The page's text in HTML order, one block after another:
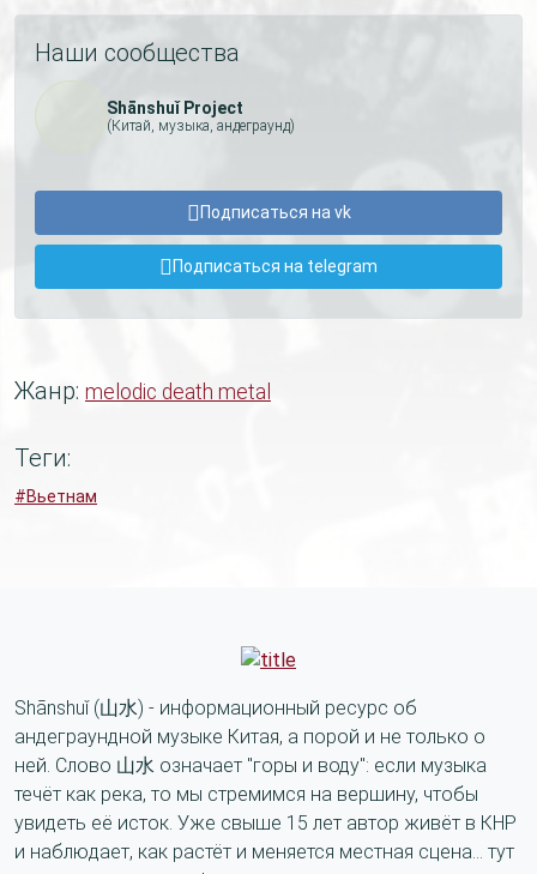
Наши сообщества
Shānshuǐ Project
(Китай, музыка, андеграунд)
Подписаться на vk
Подписаться на telegram
Жанр: melodic death metal
Теги:
#Вьетнам
Shānshuǐ (山水) - информационный ресурс об
андеграундной музыке Китая, а порой и не только о
ней. Слово 山水 означает "горы и воду": если музыка
течёт как река, то мы стремимся на вершину, чтобы
увидеть её исток. Уже свыше 15 лет автор живёт в КНР
и наблюдает, как растёт и меняется местная сцена... тут